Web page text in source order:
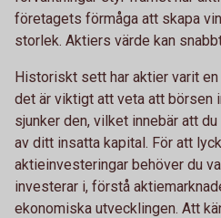
företagets förmåga att skapa
storlek. Aktiers värde kan
Historiskt sett har aktier varit
det är viktigt att veta att börsen
sjunker den, vilket innebär att
av ditt insatta kapital. För att
aktieinvesteringar behöver du
investerar i, förstå
ekonomiska utvecklingen. Att